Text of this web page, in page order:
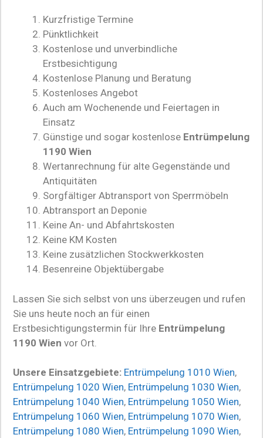
Kurzfristige Termine
Pünktlichkeit
Kostenlose und unverbindliche
Erstbesichtigung
Kostenlose Planung und Beratung
Kostenloses Angebot
Auch am Wochenende und Feiertagen in
Einsatz
Günstige und sogar kostenlose Entrümpelung
1190 Wien
Wertanrechnung für alte Gegenstände und
Antiquitäten
Sorgfältiger Abtransport von Sperrmöbeln
Abtransport an Deponie
Keine An- und Abfahrtskosten
Keine KM Kosten
Keine zusätzlichen Stockwerkkosten
Besenreine Objektübergabe
Lassen Sie sich selbst von uns überzeugen und rufen
Sie uns heute noch an für einen
Erstbesichtigungstermin für Ihre Entrümpelung
1190 Wien vor Ort.
Unsere Einsatzgebiete: Entrümpelung 1010 Wien,
Entrümpelung 1020 Wien, Entrümpelung 1030 Wien,
Entrümpelung 1040 Wien, Entrümpelung 1050 Wien,
Entrümpelung 1060 Wien, Entrümpelung 1070 Wien,
Entrümpelung 1080 Wien, Entrümpelung 1090 Wien,